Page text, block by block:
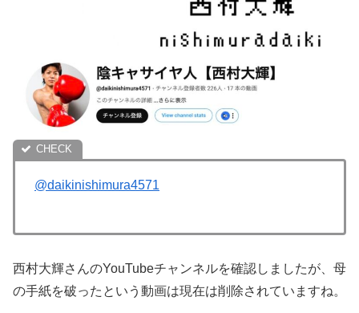
@daikinishimura4571
西村大輝さんのYouTubeチャンネルを確認しましたが、母
の手紙を破ったという動画は現在は削除されていますね。